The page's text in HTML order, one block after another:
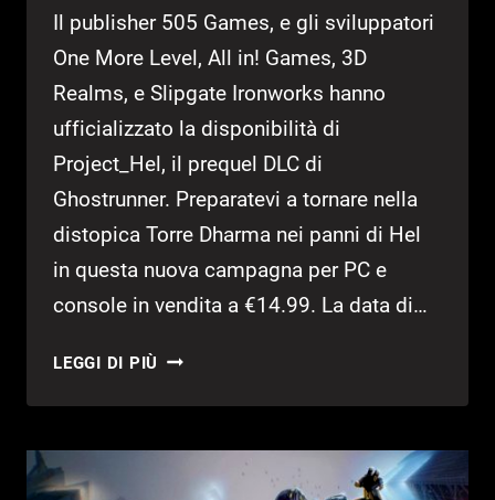
Il publisher 505 Games, e gli sviluppatori
One More Level, All in! Games, 3D
Realms, e Slipgate Ironworks hanno
ufficializzato la disponibilità di
Project_Hel, il prequel DLC di
Ghostrunner. Preparatevi a tornare nella
distopica Torre Dharma nei panni di Hel
in questa nuova campagna per PC e
console in vendita a €14.99. La data di…
LEGGI DI PIÙ GHOSTRUNNER:
IL